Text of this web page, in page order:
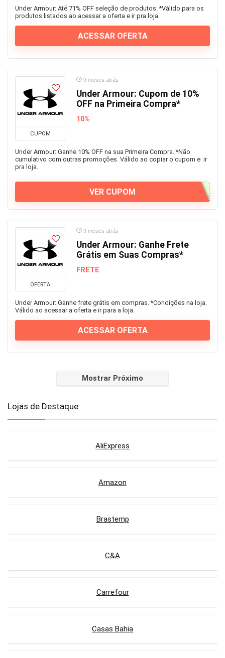
Under Armour: Até 71% OFF seleção de produtos. *Válido para os
produtos listados ao acessar a oferta e ir pra loja.
ACESSAR OFERTA
CUPOM
9 meses atrás
Under Armour: Cupom de 10%
OFF na Primeira Compra*
10%
Under Armour: Ganhe 10% OFF na sua Primeira Compra. *Não
cumulativo com outras promoções. Válido ao copiar o cupom e ir
pra loja.
VER CUPOM
OFERTA
9 meses atrás
Under Armour: Ganhe Frete
Grátis em Suas Compras*
FRETE
Under Armour: Ganhe frete grátis em compras. *Condições na loja.
Válido ao acessar a oferta e ir para a loja.
ACESSAR OFERTA
Mostrar Próximo
Lojas de Destaque
AliExpress
Amazon
Brastemp
C&A
Carrefour
Casas Bahia